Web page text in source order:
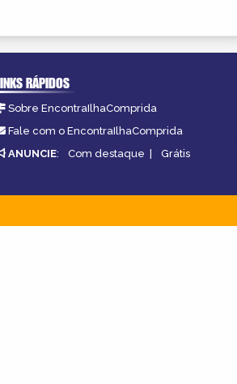
RÁPIDOS
Sobre EncontraIlhaComprida
Fale com o EncontraIlhaComprida
ANUNCIE: Com destaque | Grátis